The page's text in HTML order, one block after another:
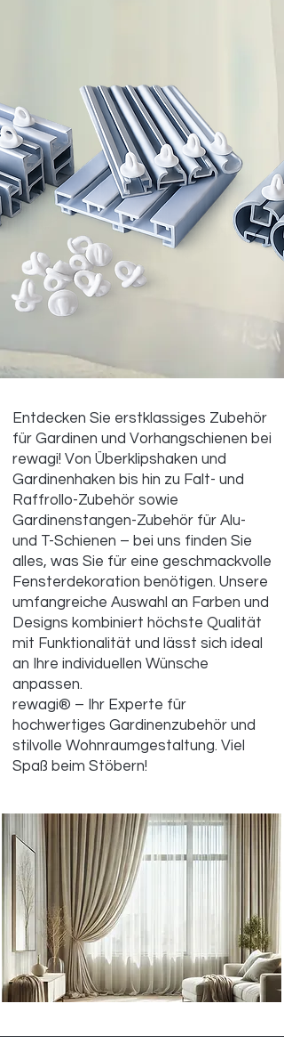
Entdecken Sie erstklassiges Zubehör
für Gardinen und Vorhangschienen bei
rewagi! Von Überklipshaken und
Gardinenhaken bis hin zu Falt- und
Raffrollo-Zubehör sowie
Gardinenstangen-Zubehör für Alu-
und T-Schienen – bei uns finden Sie
alles, was Sie für eine geschmackvolle
Fensterdekoration benötigen. Unsere
umfangreiche Auswahl an Farben und
Designs kombiniert höchste Qualität
mit Funktionalität und lässt sich ideal
an Ihre individuellen Wünsche
anpassen.
rewagi® – Ihr Experte für
hochwertiges Gardinenzubehör und
stilvolle Wohnraumgestaltung. Viel
Spaß beim Stöbern!